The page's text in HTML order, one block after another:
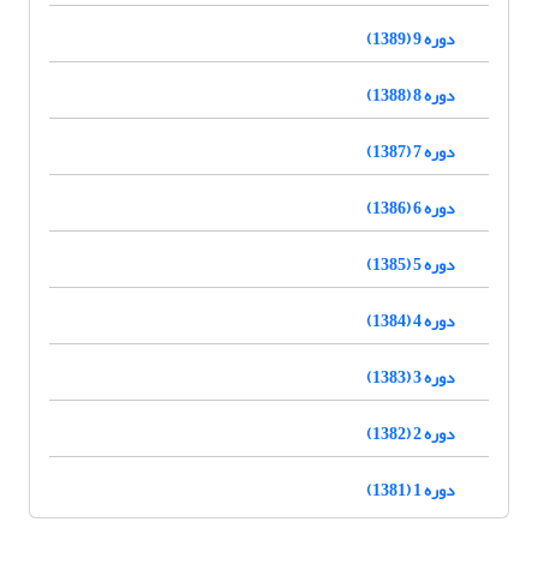
دوره 9 (1389)
دوره 8 (1388)
دوره 7 (1387)
دوره 6 (1386)
دوره 5 (1385)
دوره 4 (1384)
دوره 3 (1383)
دوره 2 (1382)
دوره 1 (1381)